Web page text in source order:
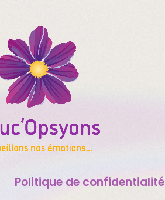
Politique de confidentialité